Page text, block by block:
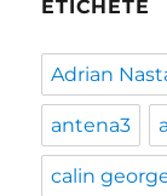
ETICHETE
Adrian
antena3
calin